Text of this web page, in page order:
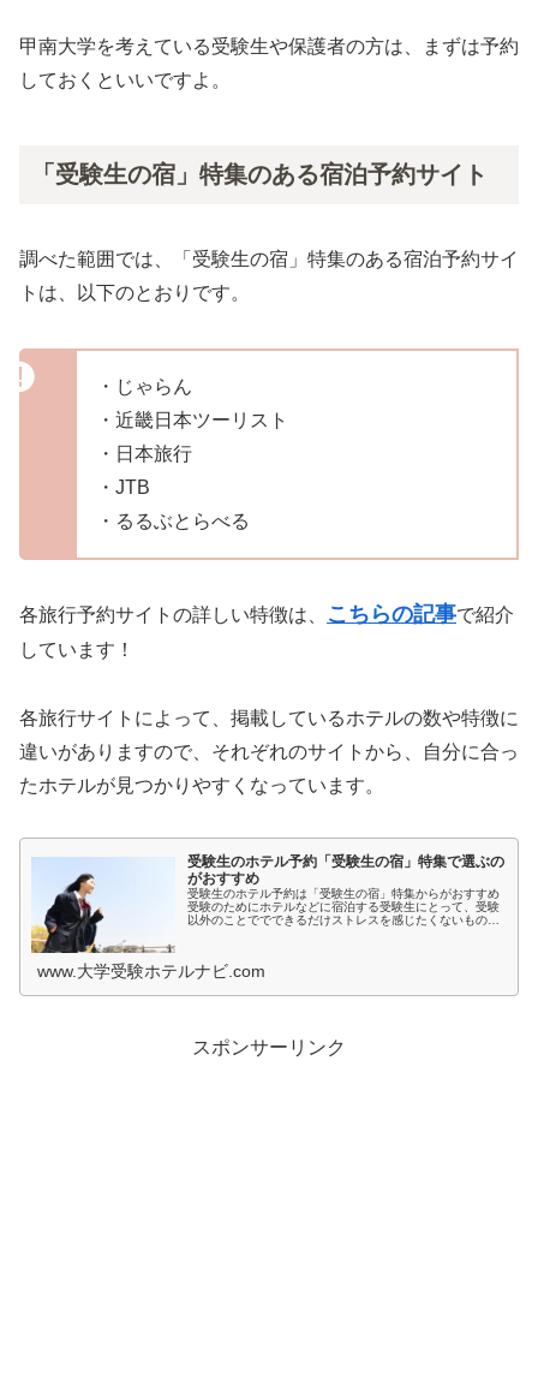
甲南大学を考えている受験生や保護者の方は、まずは予約
しておくといいですよ。
「受験生の宿」特集のある宿泊予約サイト
調べた範囲では、「受験生の宿」特集のある宿泊予約サイ
トは、以下のとおりです。
・じゃらん
・近畿日本ツーリスト
・日本旅行
・JTB
・るるぶとらべる
各旅行予約サイトの詳しい特徴は、 こちらの記事で紹介
しています！
各旅行サイトによって、掲載しているホテルの数や特徴に
違いがありますので、それぞれのサイトから、自分に合っ
たホテルが見つかりやすくなっています。
受験生のホテル予約「受験生の宿」特集で選ぶの
がおすすめ
受験生のホテル予約は「受験生の宿」特集からがおすすめ
受験のためにホテルなどに宿泊する受験生にとって、受験
以外のことででできるだけストレスを感じたくないもので
www.大学受験ホテルナビ.com
スポンサーリンク